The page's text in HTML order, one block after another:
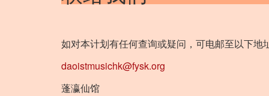
如对本计划有任何查询或疑问，可电邮至以下地
daoistmusichk@fysk.org
蓬瀛仙馆